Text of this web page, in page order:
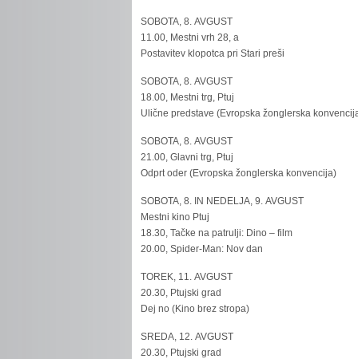
SOBOTA, 8. AVGUST
11.00, Mestni vrh 28, a
Postavitev klopotca pri Stari preši
SOBOTA, 8. AVGUST
18.00, Mestni trg, Ptuj
Ulične predstave (Evropska žonglerska
SOBOTA, 8. AVGUST
21.00, Glavni trg, Ptuj
Odprt oder (Evropska žonglerska konvencija)
SOBOTA, 8. IN NEDELJA, 9. AVGUST
Mestni kino Ptuj
18.30, Tačke na patrulji: Dino – film
20.00, Spider-Man: Nov dan
TOREK, 11. AVGUST
20.30, Ptujski grad
Dej no (Kino brez stropa)
SREDA, 12. AVGUST
20.30, Ptujski grad